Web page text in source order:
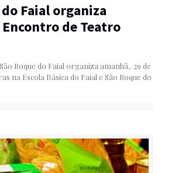
Faial organiza
Encontro de Teatro
Roque do Faial organiza amanhã, 29 de
na Escola Básica do Faial e São Roque do